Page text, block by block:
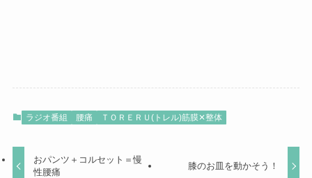
ラジオ番組 腰痛 ＴＯＲＥＲＵ(トレル)筋膜✕整体
おパンツ＋コルセット＝慢
性腰痛
膝のお皿を動かそう！